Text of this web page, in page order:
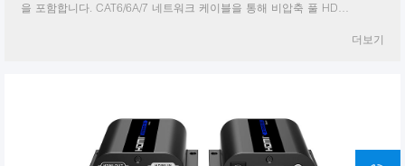
을 포함합니다. CAT6/6A/7 네트워크 케이블을 통해 비압축 풀 HD
더보기